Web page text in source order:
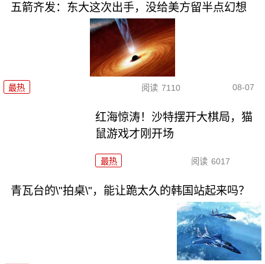
五箭齐发：东大这次出手，没给美方留半点幻想
最热 阅读 7110 08-07
红海惊涛！沙特摆开大棋局，猫
鼠游戏才刚开场
最热 阅读 6017
青瓦台的\"拍桌\"，能让跪太久的韩国站起来吗？